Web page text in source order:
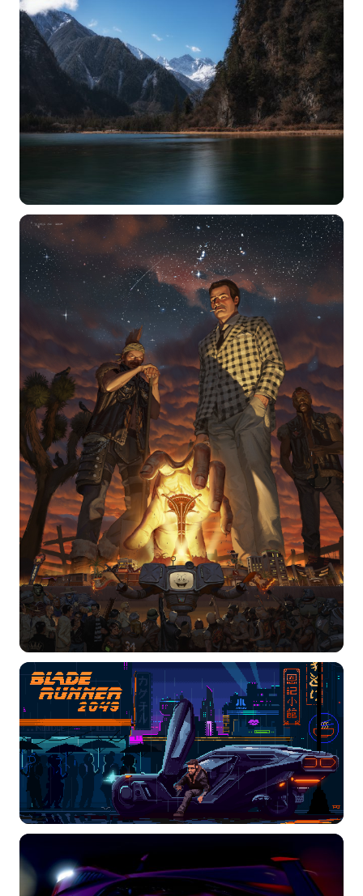
选择图片
标题
分类
标签 (逗号分隔)
常用标签: 4K壁纸 Bizhi Gallery 拾光壁纸 HDQwalls 4K 通用